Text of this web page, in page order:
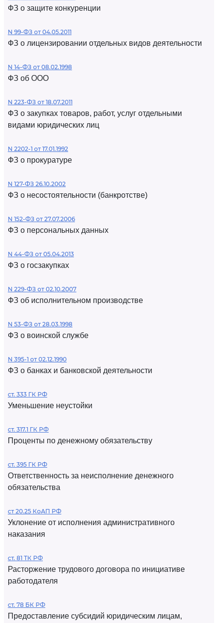
ФЗ о защите конкуренции
N 99-ФЗ от 04.05.2011
ФЗ о лицензировании отдельных видов деятельности
N 14-ФЗ от 08.02.1998
ФЗ об ООО
N 223-ФЗ от 18.07.2011
ФЗ о закупках товаров, работ, услуг отдельными
видами юридических лиц
N 2202-1 от 17.01.1992
ФЗ о прокуратуре
N 127-ФЗ 26.10.2002
ФЗ о несостоятельности (банкротстве)
N 152-ФЗ от 27.07.2006
ФЗ о персональных данных
N 44-ФЗ от 05.04.2013
ФЗ о госзакупках
N 229-ФЗ от 02.10.2007
ФЗ об исполнительном производстве
N 53-ФЗ от 28.03.1998
ФЗ о воинской службе
N 395-1 от 02.12.1990
ФЗ о банках и банковской деятельности
ст. 333 ГК РФ
Уменьшение неустойки
ст. 317.1 ГК РФ
Проценты по денежному обязательству
ст. 395 ГК РФ
Ответственность за неисполнение денежного
обязательства
ст 20.25 КоАП РФ
Уклонение от исполнения административного
наказания
ст. 81 ТК РФ
Расторжение трудового договора по инициативе
работодателя
ст. 78 БК РФ
Предоставление субсидий юридическим лицам,